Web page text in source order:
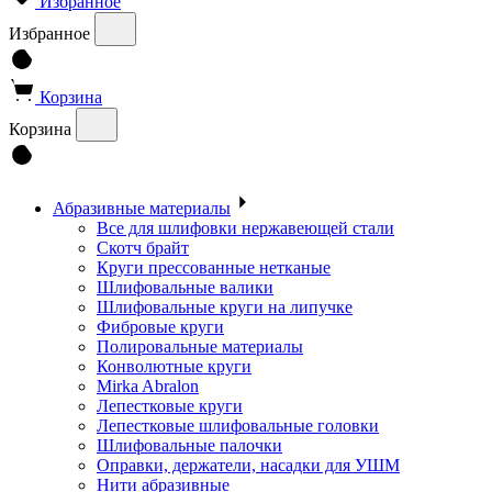
Избранное
Корзина
Корзина
Абразивные материалы
Все для шлифовки нержавеющей стали
Скотч брайт
Круги прессованные нетканые
Шлифовальные валики
Шлифовальные круги на липучке
Фибровые круги
Полировальные материалы
Конволютные круги
Mirka Abralon
Лепестковые круги
Лепестковые шлифовальные головки
Шлифовальные палочки
Оправки, держатели, насадки для УШМ
Нити абразивные